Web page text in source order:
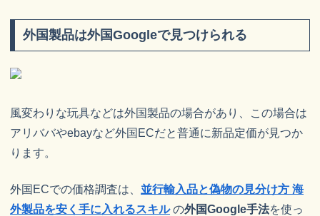
外国製品は外国Googleで見つけられる
風変わりな玩具などは外国製品の場合があり、この場合は
アリババやebayなど外国ECだと普通に新品定価が見つか
ります。
外国ECでの価格調査は、 並行輸入品と偽物の見分け方 海
外製品を安く手に入れるスキルの外国Google手法を使っ